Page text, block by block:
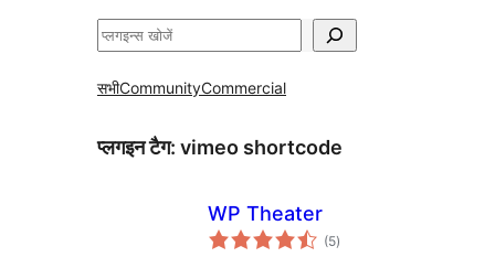
खोजें
सभीCommunityCommercial
प्लगइन टैग: vimeo shortcode
WP Theater
(5कुल
दर)